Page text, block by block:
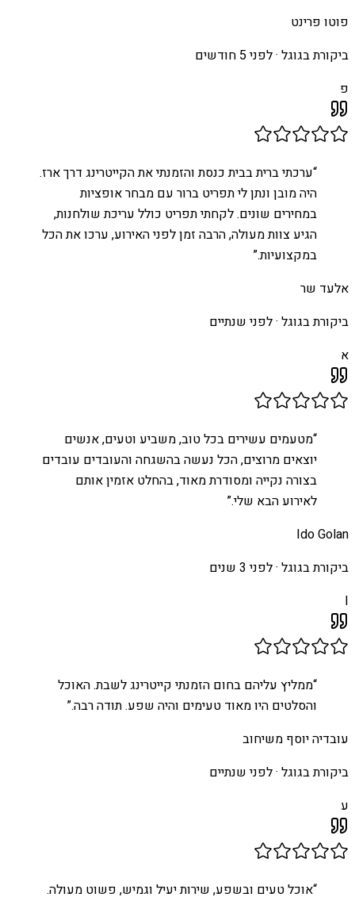
פוטו פרינט
ביקורת בגוגל ·לפני 5 חודשים
פ
“ערכתי ברית בבית כנסת והזמנתי את הקייטרינג דרך ארז.
היה מובן ונתן לי תפריט ברור עם מבחר אופציות
במחירים שונים. לקחתי תפריט כולל עריכת שולחנות,
הגיע צוות מעולה, הרבה זמן לפני האירוע, ערכו את הכל
במקצועיות.”
אלעד שר
ביקורת בגוגל ·לפני שנתיים
א
“מטעמים עשירים בכל טוב, משביע וטעים, אנשים
יוצאים מרוצים, הכל נעשה בהשגחה והעובדים עובדים
בצורה נקייה ומסודרת מאוד, בהחלט אזמין אותם
לאירוע הבא שלי.”
Ido Golan
ביקורת בגוגל ·לפני 3 שנים
I
“ממליץ עליהם בחום הזמנתי קייטרינג לשבת. האוכל
והסלטים היו מאוד טעימים והיה שפע. תודה רבה.”
עובדיה יוסף משיחוב
ביקורת בגוגל ·לפני שנתיים
ע
“אוכל טעים ובשפע, שירות יעיל וגמיש, פשוט מעולה.